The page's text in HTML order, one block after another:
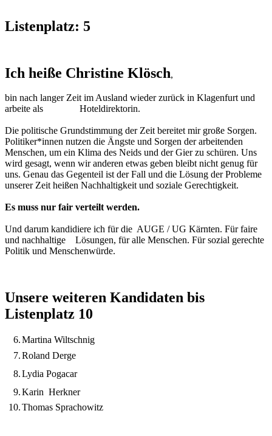
Listenplatz: 5
Ich heiße Christine Klösch,
bin nach langer Zeit im Ausland wieder zurück in Klagenfurt und
arbeite als Hoteldirektorin.
Die politische Grundstimmung der Zeit bereitet mir große Sorgen.
Politiker*innen nutzen die Ängste und Sorgen der arbeitenden
Menschen, um ein Klima des Neids und der Gier zu schüren. Uns
wird gesagt, wenn wir anderen etwas geben bleibt nicht genug für
uns. Genau das Gegenteil ist der Fall und die Lösung der Probleme
unserer Zeit heißen Nachhaltigkeit und soziale Gerechtigkeit.
Es muss nur fair verteilt werden.
Und darum kandidiere ich für die AUGE / UG Kärnten. Für faire
und nachhaltige Lösungen, für alle Menschen. Für sozial gerechte
Politik und Menschenwürde.
Unsere weiteren Kandidaten bis
Listenplatz 10
6.Martina Wiltschnig
7.Roland Derge
8.Lydia Pogacar
9.Karin Herkner
10.Thomas Sprachowitz